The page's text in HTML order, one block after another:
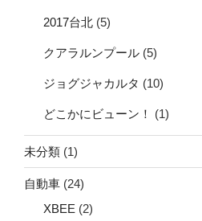
2017台北 (5)
クアラルンプール (5)
ジョグジャカルタ (10)
どこかにビューン！ (1)
未分類 (1)
自動車 (24)
XBEE (2)